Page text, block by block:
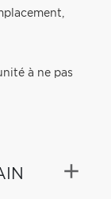
à ne pas